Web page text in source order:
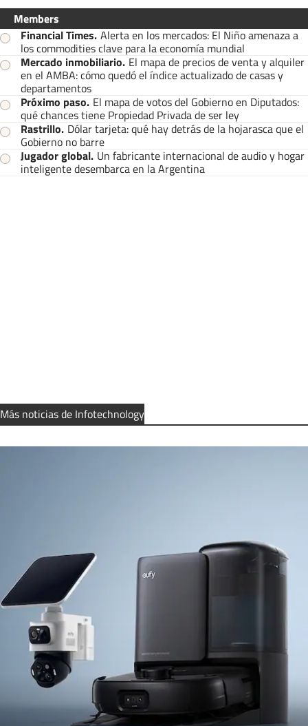
Members
Financial Times. Alerta en los mercados: El Niño amenaza a
los commodities clave para la economía mundial
Mercado inmobiliario. El mapa de precios de venta y alquiler
en el AMBA: cómo quedó el índice actualizado de casas y
departamentos
Próximo paso. El mapa de votos del Gobierno en Diputados:
qué chances tiene Propiedad Privada de ser ley
Rastrillo. Dólar tarjeta: qué hay detrás de la hojarasca que el
Gobierno no barre
Jugador global. Un fabricante internacional de audio y hogar
inteligente desembarca en la Argentina
Más noticias de Infotechnology